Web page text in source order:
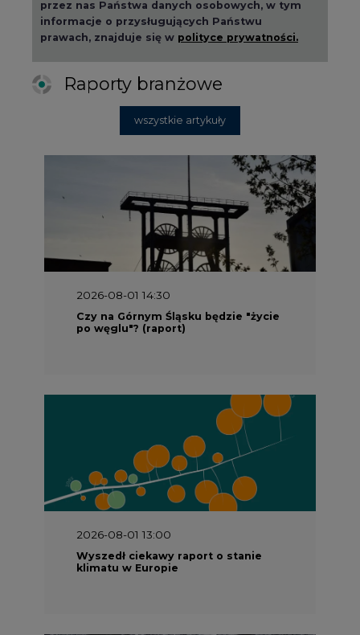
po węglu"? (raport)
2026-08-01 13:00
Wyszedł ciekawy raport o stanie
klimatu w Europie
2026-07-09 10:30
Opublikowano bilans zasobów złóż
kopalin w Polsce według stanu na 31
grudnia 2025 r.